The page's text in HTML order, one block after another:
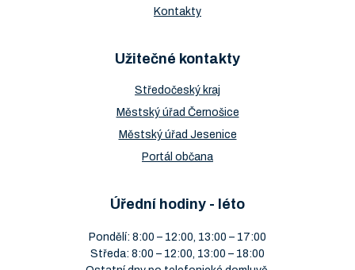
Kontakty
Užitečné kontakty
Středočeský kraj
Městský úřad Černošice
Městský úřad Jesenice
Portál občana
Úřední hodiny - léto
Pondělí: 8:00 – 12:00, 13:00 – 17:00
Středa: 8:00 – 12:00, 13:00 – 18:00